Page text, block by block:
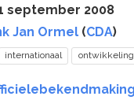
september 2008
Jan Ormel (CDA)
internationaal